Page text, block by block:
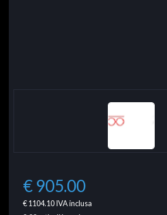
€ 905.00
€ 1104.10IVA inclusa